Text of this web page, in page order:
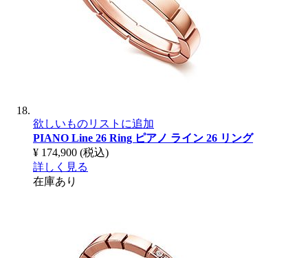
欲しいものリストに追加
PIANO Line 26 Ring ピアノ ライン 26 リング
¥ 174,900 (税込)
詳しく見る
在庫あり